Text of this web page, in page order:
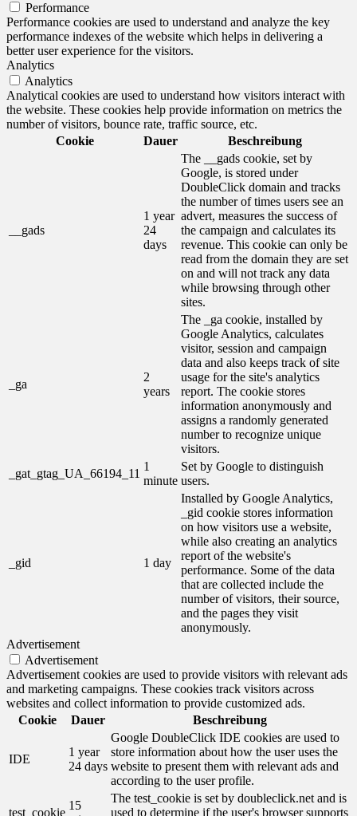
Performance
Performance cookies are used to understand and analyze the key
performance indexes of the website which helps in delivering a
better user experience for the visitors.
Analytics
Analytics
Analytical cookies are used to understand how visitors interact with
the website. These cookies help provide information on metrics the
number of visitors, bounce rate, traffic source, etc.
Cookie
Dauer Beschreibung
__gads
1 year
24
days
The __gads cookie, set by
Google, is stored under
DoubleClick domain and tracks
the number of times users see an
advert, measures the success of
the campaign and calculates its
revenue. This cookie can only be
read from the domain they are set
on and will not track any data
while browsing through other
sites.
_ga
2
years
The _ga cookie, installed by
Google Analytics, calculates
visitor, session and campaign
data and also keeps track of site
usage for the site's analytics
report. The cookie stores
information anonymously and
assigns a randomly generated
number to recognize unique
visitors.
_gat_gtag_UA_66194_11
1
minute
Set by Google to distinguish
users.
_gid 1 day
Installed by Google Analytics,
_gid cookie stores information
on how visitors use a website,
while also creating an analytics
report of the website's
performance. Some of the data
that are collected include the
number of visitors, their source,
and the pages they visit
anonymously.
Advertisement
Advertisement
Advertisement cookies are used to provide visitors with relevant ads
and marketing campaigns. These cookies track visitors across
websites and collect information to provide customized ads.
Cookie
Dauer Beschreibung
IDE
1 year
24 days
Google DoubleClick IDE cookies are used to
store information about how the user uses the
website to present them with relevant ads and
according to the user profile.
test_cookie
15
The test_cookie is set by doubleclick.net and is
used to determine if the user's browser supports